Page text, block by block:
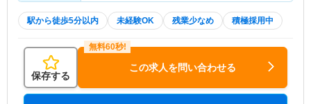
駅から徒歩5分以内 未経験OK 残業少なめ 積極採用中
保存する
この求人を問い合わせる